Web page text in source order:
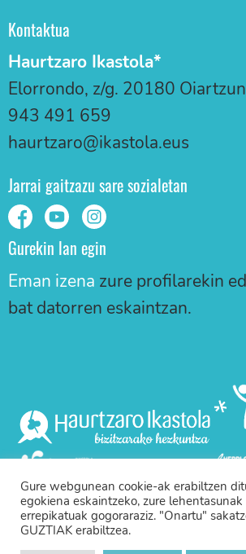
Kontaktua
Haurtzaro Ikastola*
Elorrondo, z/g. 20180 Oiartzun
943 491 659
haurtzaro@ikastola.eus
Jarrai gaitzazu sare sozialetan
Gurekin lan egin
Eman izena zure profilarekin
bat datorren eskaintzan.
Gure webgunean cookie-ak erabiltzen
egokiena eskaintzeko, zure lehentasunak
errepikatuak gogoraraziz. "Onartu"
GUZTIAK erabiltzea.